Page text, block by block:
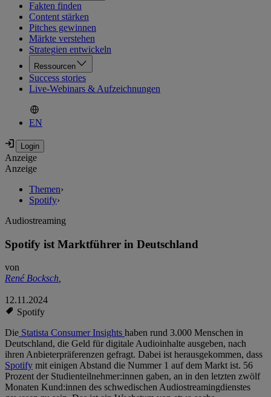
Fakten finden
Content stärken
Pitches gewinnen
Märkte verstehen
Strategien entwickeln
Ressourcen
Success stories
Live-Webinars & Aufzeichnungen
EN
Anzeige
Anzeige
Themen›
Spotify›
Audiostreaming
Spotify ist Marktführer in Deutschland
von
René Bocksch,
12.11.2024
Spotify
Die Statista Consumer Insights haben rund 3.000 Menschen in
Deutschland, die Geld für digitale Audioinhalte ausgeben, nach
ihren Anbieterpräferenzen gefragt. Dabei ist herausgekommen, dass
Spotify mit einigen Abstand die Nummer 1 auf dem Markt ist. 56
Prozent der Studienteilnehmer:innen gaben, an in den letzten zwölf
Monaten Kund:innen des schwedischen Audiostreamingdienstes